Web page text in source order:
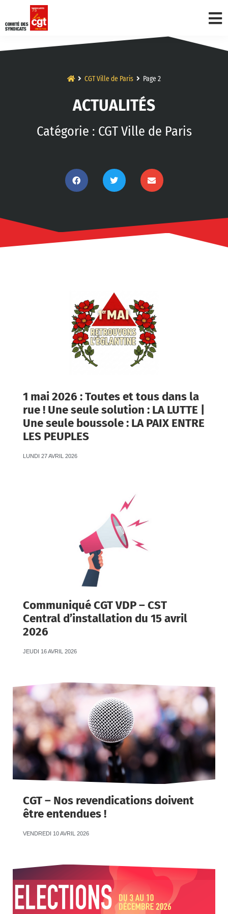
CGT Ville de Paris Page 2
ACTUALITÉS
Catégorie : CGT Ville de Paris
1 mai 2026 : Toutes et tous dans la
rue ! Une seule solution : LA LUTTE |
Une seule boussole : LA PAIX ENTRE
LES PEUPLES
LUNDI 27 AVRIL 2026
Communiqué CGT VDP – CST
Central d’installation du 15 avril
2026
JEUDI 16 AVRIL 2026
CGT – Nos revendications doivent
être entendues !
VENDREDI 10 AVRIL 2026